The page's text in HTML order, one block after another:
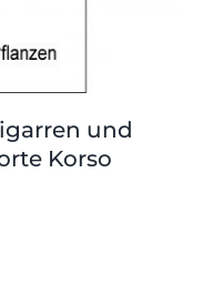
und
Korso